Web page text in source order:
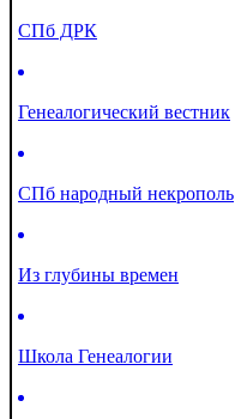
СПб ДРК
Генеалогический вестник
СПб народный некрополь
Из глубины времен
Школа Генеалогии